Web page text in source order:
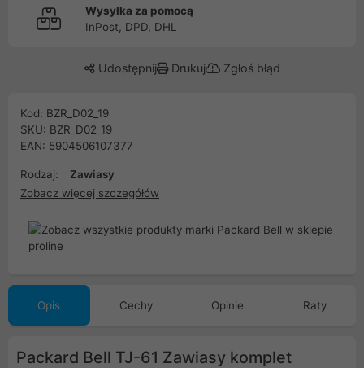
Wysyłka za pomocą
InPost, DPD, DHL
Udostępnij Drukuj Zgłoś błąd
Kod: BZR_D02_19
SKU: BZR_D02_19
EAN: 5904506107377
Rodzaj:
Zawiasy
Zobacz więcej szczegółów
Opis Cechy Opinie Raty
Packard Bell TJ-61 Zawiasy komplet